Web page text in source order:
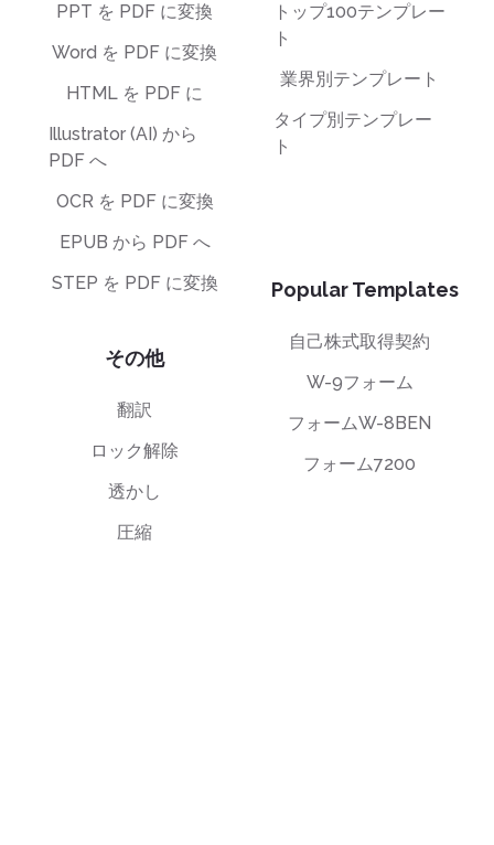
PPT を PDF に変換
Word を PDF に変換
HTML を PDF に
Illustrator (AI) から
PDF へ
OCR を PDF に変換
EPUB から PDF へ
STEP を PDF に変換
その他
翻訳
ロック解除
透かし
圧縮
トップ100テンプレー
ト
業界別テンプレート
タイプ別テンプレー
ト
Popular Templates
自己株式取得契約
W-9フォーム
フォームW-8BEN
フォーム7200